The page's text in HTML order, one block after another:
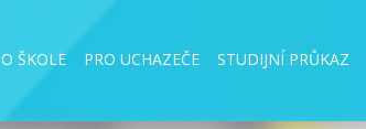
O ŠKOLE PRO UCHAZEČE STUDIJNÍ PRŮKAZ